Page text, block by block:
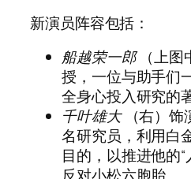
新演员阵容包括：
船越荣一郎（上图
授，一位与助手们
全身心投入研究的
千叶雄大（右）饰
名研究员，利用白
目的，以推进他的